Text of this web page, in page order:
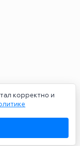
корректно и